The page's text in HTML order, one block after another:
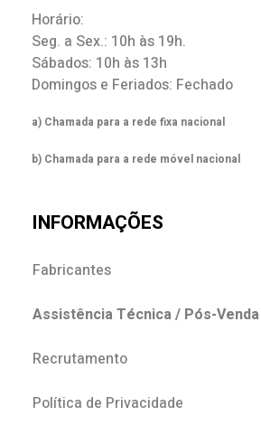
Horário:
Seg. a Sex.: 10h às 19h.
Sábados: 10h às 13h
Domingos e Feriados: Fechado
a) Chamada para a rede fixa nacional
b) Chamada para a rede móvel nacional
INFORMAÇÕES
Fabricantes
Assistência Técnica / Pós-Venda
Recrutamento
Política de Privacidade